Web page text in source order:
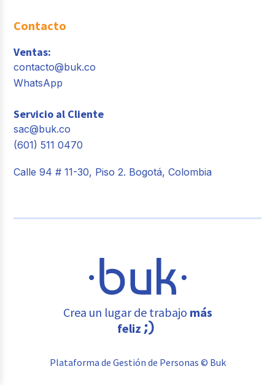
Contacto
Ventas:
contacto@buk.co
WhatsApp
Servicio al Cliente
sac@buk.co
(601) 511 0470
Calle 94 # 11-30, Piso 2. Bogotá, Colombia
Crea un lugar de trabajo más
feliz
Plataforma de Gestión de Personas © Buk